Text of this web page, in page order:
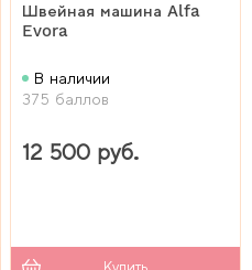
Швейная машина Alfa
Evora
В наличии
375 баллов
12 500 руб.